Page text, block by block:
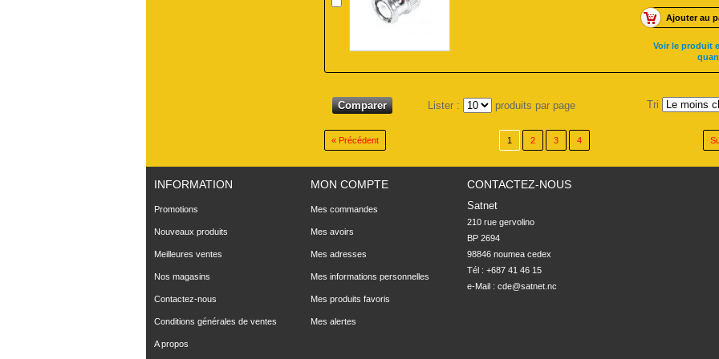
Ajouter au
Voir le produit
Tri
Lister : produits par page
« Précédent 1 2 3 4
INFORMATION
Promotions
Nouveaux produits
Meilleures ventes
Nos magasins
Contactez-nous
Conditions générales de ventes
A propos
MON COMPTE
Mes commandes
Mes avoirs
Mes adresses
Mes informations personnelles
Mes produits favoris
Mes alertes
CONTACTEZ-NOUS
Satnet
210 rue gervolino
BP 2694
98846 noumea cedex
Tél : +687 41 46 15
e-Mail : cde@satnet.nc